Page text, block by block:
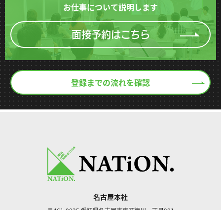
お仕事について説明します
面接予約はこちら
登録までの流れを確認
名古屋本社